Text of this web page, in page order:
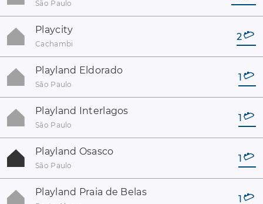
São Paulo
Playcity
Cachambi
2
Playland Eldorado
São Paulo
1
Playland Interlagos
São Paulo
1
Playland Osasco
São Paulo
1
Playland Praia de Belas
1